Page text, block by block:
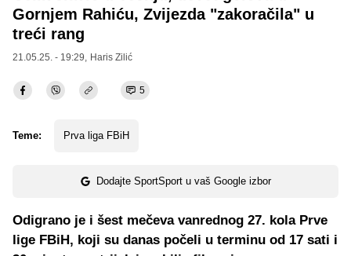
Gornjem Rahiću, Zvijezda "zakoračila" u
treći rang
21.05.25. - 19:29, Haris Zilić
5
Teme: Prva liga FBiH
Dodajte SportSport u vaš Google izbor
Odigrano je i šest mečeva vanrednog 27. kola Prve
lige FBiH, koji su danas počeli u terminu od 17 sati i